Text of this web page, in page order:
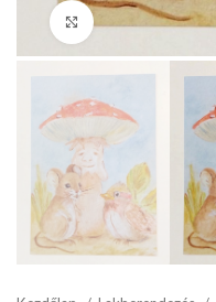
Click to enlarge